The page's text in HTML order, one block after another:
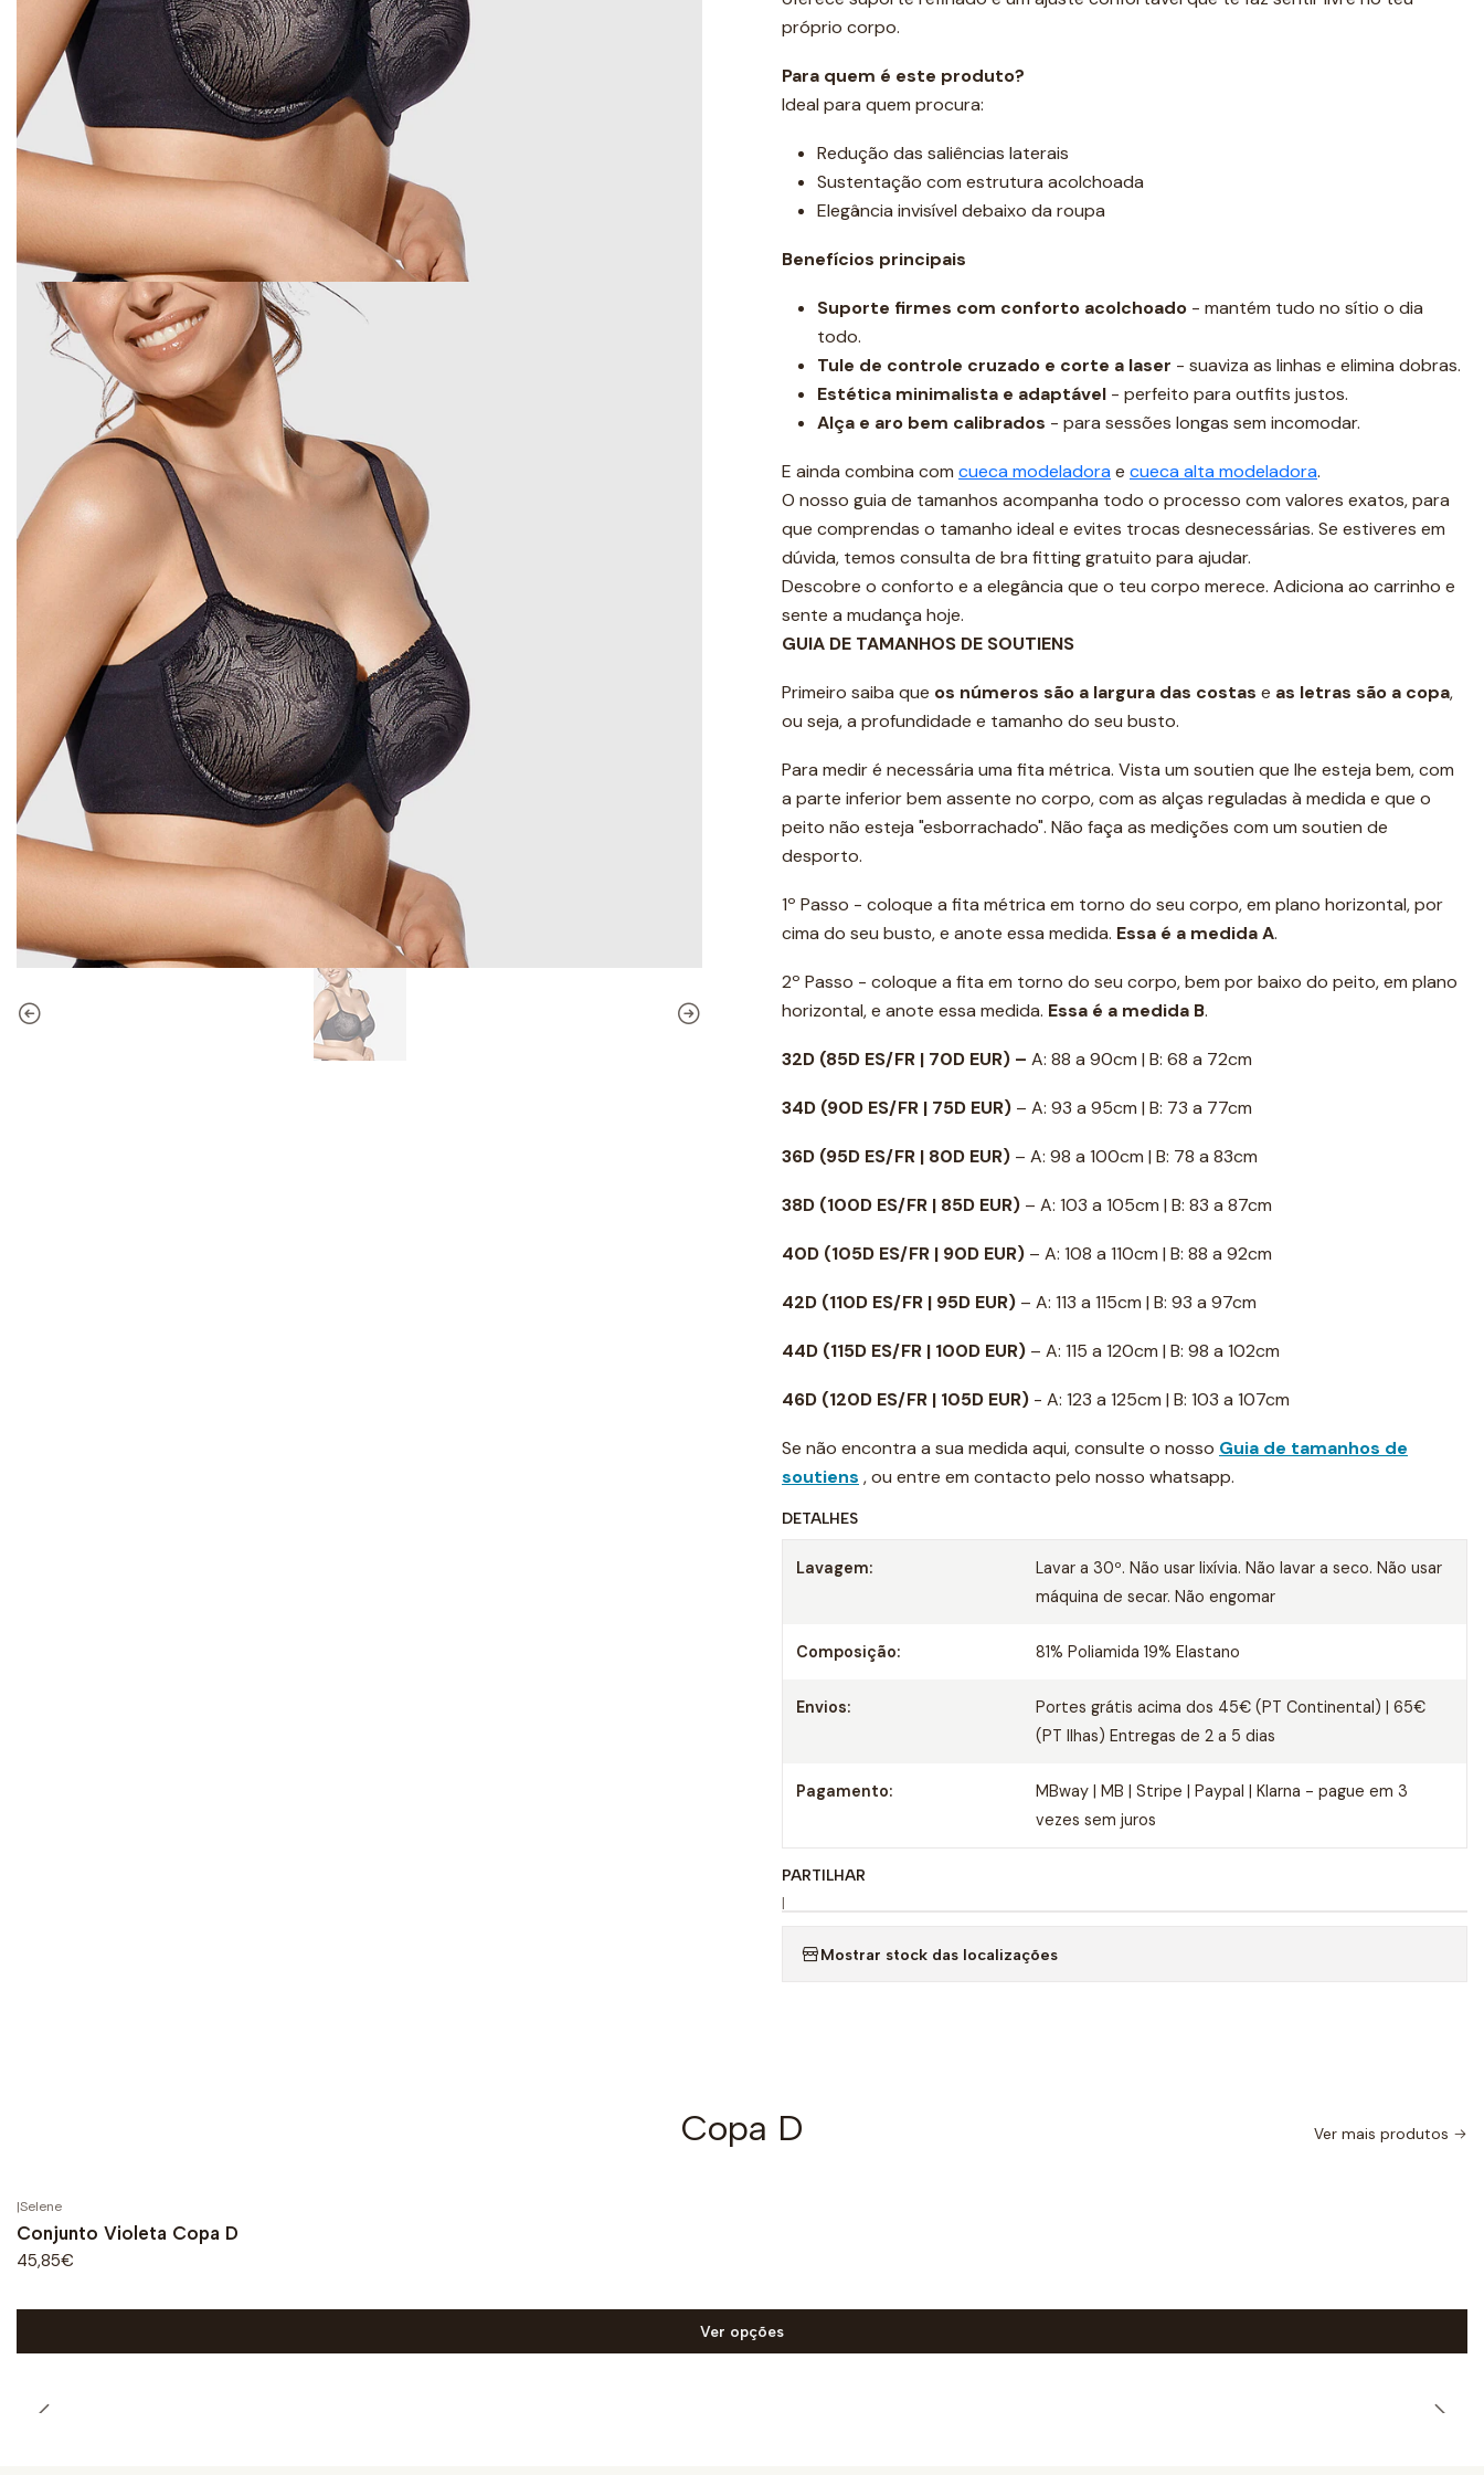
próprio corpo.
Para quem é este produto?
Ideal para quem procura:
Redução das saliências laterais
Sustentação com estrutura acolchoada
Elegância invisível debaixo da roupa
Benefícios principais
Suporte firmes com conforto acolchoado - mantém tudo no sítio o dia
todo.
Tule de controle cruzado e corte a laser - suaviza as linhas e elimina dobras.
Estética minimalista e adaptável - perfeito para outfits justos.
Alça e aro bem calibrados - para sessões longas sem incomodar.
E ainda combina com cueca modeladora e cueca alta modeladora.
O nosso guia de tamanhos acompanha todo o processo com valores exatos, para
que comprendas o tamanho ideal e evites trocas desnecessárias. Se estiveres em
dúvida, temos consulta de bra fitting gratuito para ajudar.
Descobre o conforto e a elegância que o teu corpo merece. Adiciona ao carrinho e
sente a mudança hoje.
GUIA DE TAMANHOS DE SOUTIENS
Primeiro saiba que os números são a largura das costas e as letras são a copa,
ou seja, a profundidade e tamanho do seu busto.
Para medir é necessária uma fita métrica. Vista um soutien que lhe esteja bem, com
a parte inferior bem assente no corpo, com as alças reguladas à medida e que o
peito não esteja "esborrachado". Não faça as medições com um soutien de
desporto.
1º Passo - coloque a fita métrica em torno do seu corpo, em plano horizontal, por
cima do seu busto, e anote essa medida. Essa é a medida A.
2º Passo - coloque a fita em torno do seu corpo, bem por baixo do peito, em plano
horizontal, e anote essa medida. Essa é a medida B.
32D (85D ES/FR | 70D EUR) – A: 88 a 90cm | B: 68 a 72cm
34D (90D ES/FR | 75D EUR) – A: 93 a 95cm | B: 73 a 77cm
36D (95D ES/FR | 80D EUR) – A: 98 a 100cm | B: 78 a 83cm
38D (100D ES/FR | 85D EUR) – A: 103 a 105cm | B: 83 a 87cm
40D (105D ES/FR | 90D EUR) – A: 108 a 110cm | B: 88 a 92cm
42D (110D ES/FR | 95D EUR) – A: 113 a 115cm | B: 93 a 97cm
44D (115D ES/FR | 100D EUR) – A: 115 a 120cm | B: 98 a 102cm
46D (120D ES/FR | 105D EUR) - A: 123 a 125cm | B: 103 a 107cm
Se não encontra a sua medida aqui, consulte o nosso Guia de tamanhos de
soutiens , ou entre em contacto pelo nosso whatsapp.
DETALHES
Lavagem:
Lavar a 30º. Não usar lixívia. Não lavar a seco. Não usar
máquina de secar. Não engomar
Composição: 81% Poliamida 19% Elastano
Envios:
Portes grátis acima dos 45€ (PT Continental) | 65€
(PT Ilhas) Entregas de 2 a 5 dias
Pagamento:
MBway | MB | Stripe | Paypal | Klarna - pague em 3
vezes sem juros
PARTILHAR
|
Mostrar stock das localizações
Copa D Ver mais produtos
|Selene
Conjunto Violeta Copa D
45,85€
Ver opções